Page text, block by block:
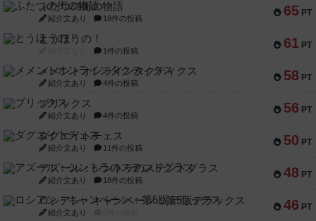
65 PT
ふたつの街の物語
紹介文あり 18件の投稿
61 PT
とうほうの！
1件の投稿
58 PT
メメントオンラインタクティクス
紹介文あり 4件の投稿
56 PT
ブリックス
紹介文あり 4件の投稿
50 PT
ダグエイトチェス
紹介文あり 11件の投稿
48 PT
アズール：シントラのステンドグラス
紹介文あり 18件の投稿
46 PT
ロシアン・キャンペーン：第5版デラックス
紹介文あり